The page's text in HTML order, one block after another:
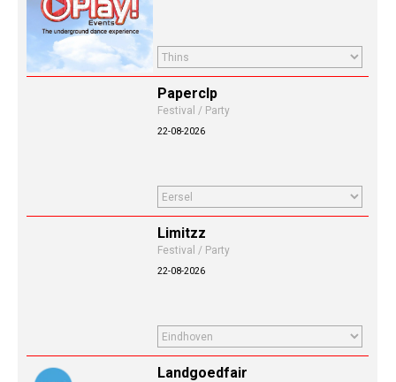
Paperclp
Festival / Party
22-08-2026
Limitzz
Festival / Party
22-08-2026
Landgoedfair